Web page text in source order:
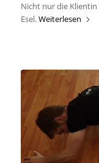
Nicht nur die
Esel.Weiterlesen